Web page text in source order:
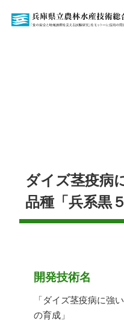
ダイズ茎疫病
品種「兵系黒
開発技術名
「ダイズ茎疫病に強
の育成」